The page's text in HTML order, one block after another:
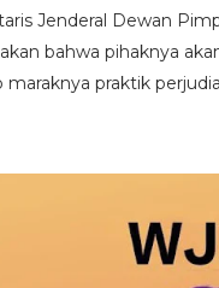
Jenderal Dewan
bahwa pihaknya
praktik